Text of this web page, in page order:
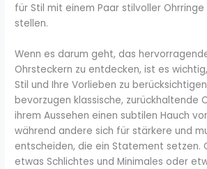
für Stil mit einem Paar stilvoller Ohrringe
stellen.
Wenn es darum geht, das
Ohrsteckern zu entdecken, ist es
Stil und Ihre Vorlieben zu
bevorzugen klassische, zurückhaltende
ihrem Aussehen einen subtilen Hauch
während andere sich für stärkere und
entscheiden, die ein Statement setzen.
etwas Schlichtes und Minimales oder